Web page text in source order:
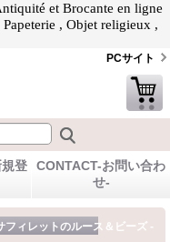
et Brocante en ligne
, Objet religieux ,
PCサイト
登
CONTACT-お問い合わ
せ-
フィレットのルース＆ビーズ -